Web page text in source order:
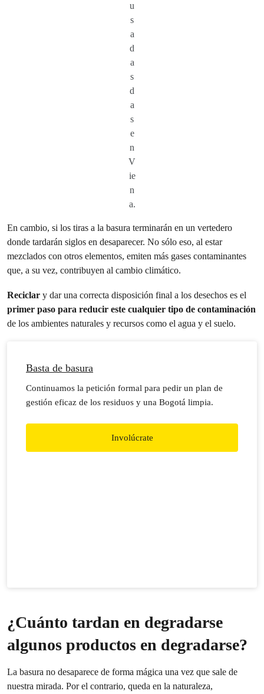
u
s
a
d
a
s
d
a
s
e
n
V
ie
n
a.
En cambio, si los tiras a la basura terminarán en un vertedero
donde tardarán siglos en desaparecer. No sólo eso, al estar
mezclados con otros elementos, emiten más gases contaminantes
que, a su vez, contribuyen al cambio climático.
Reciclar y dar una correcta disposición final a los desechos es el
primer paso para reducir este cualquier tipo de contaminación
de los ambientes naturales y recursos como el agua y el suelo.
Basta de basura
Continuamos la petición formal para pedir un plan de
gestión eficaz de los residuos y una Bogotá limpia.
Involúcrate
¿Cuánto tardan en degradarse
algunos productos en degradarse?
La basura no desaparece de forma mágica una vez que sale de
nuestra mirada. Por el contrario, queda en la naturaleza,